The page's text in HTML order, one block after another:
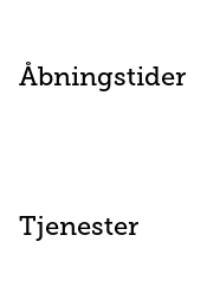
Åbningstider
Tjenester